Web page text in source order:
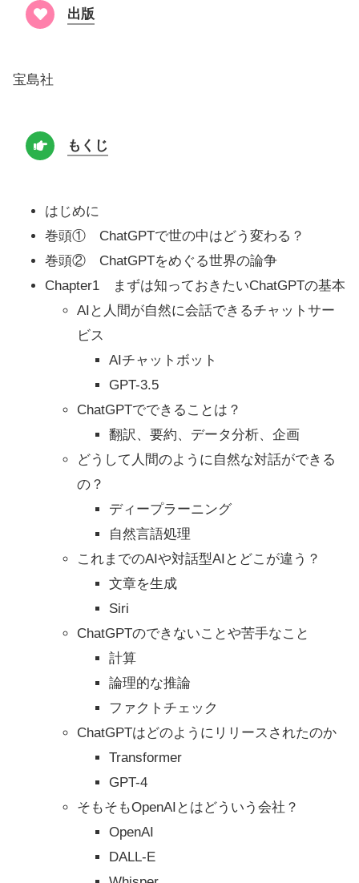
出版
宝島社
もくじ
はじめに
巻頭① ChatGPTで世の中はどう変わる？
巻頭② ChatGPTをめぐる世界の論争
Chapter1 まずは知っておきたいChatGPTの基本
AIと人間が自然に会話できるチャットサー
ビス
AIチャットボット
GPT-3.5
ChatGPTでできることは？
翻訳、要約、データ分析、企画
どうして人間のように自然な対話ができる
の？
ディープラーニング
自然言語処理
これまでのAIや対話型AIとどこが違う？
文章を生成
Siri
ChatGPTのできないことや苦手なこと
計算
論理的な推論
ファクトチェック
ChatGPTはどのようにリリースされたのか
Transformer
GPT-4
そもそもOpenAIとはどういう会社？
OpenAI
DALL-E